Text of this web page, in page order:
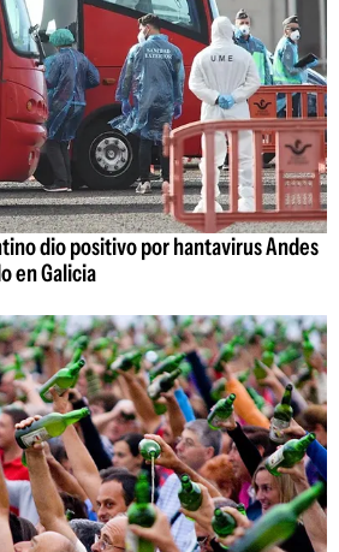
dio positivo por hantavirus Andes
en Galicia